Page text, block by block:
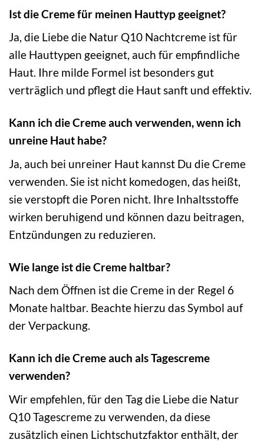
Ist die Creme für meinen Hauttyp geeignet?
Ja, die Liebe die Natur Q10 Nachtcreme ist für
alle Hauttypen geeignet, auch für empfindliche
Haut. Ihre milde Formel ist besonders gut
verträglich und pflegt die Haut sanft und effektiv.
Kann ich die Creme auch verwenden, wenn ich
unreine Haut habe?
Ja, auch bei unreiner Haut kannst Du die Creme
verwenden. Sie ist nicht komedogen, das heißt,
sie verstopft die Poren nicht. Ihre Inhaltsstoffe
wirken beruhigend und können dazu beitragen,
Entzündungen zu reduzieren.
Wie lange ist die Creme haltbar?
Nach dem Öffnen ist die Creme in der Regel 6
Monate haltbar. Beachte hierzu das Symbol auf
der Verpackung.
Kann ich die Creme auch als Tagescreme
verwenden?
Wir empfehlen, für den Tag die Liebe die Natur
Q10 Tagescreme zu verwenden, da diese
zusätzlich einen Lichtschutzfaktor enthält, der